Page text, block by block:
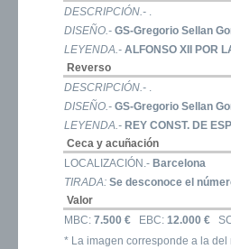
DESCRIPCIÓN.- .
DISEÑO.- GS-Gregorio Sellan
LEYENDA.- ALFONSO XII POR
Reverso
DESCRIPCIÓN.- .
DISEÑO.- GS-Gregorio Sellan
LEYENDA.- REY CONST. DE
Ceca y acuñación
LOCALIZACIÓN.- Barcelona
TIRADA: Se desconoce el
Valor
MBC: 7.500 € EBC: 12.000 €
* La imagen corresponde a la del